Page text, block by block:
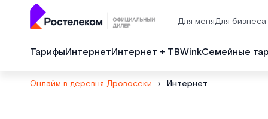
Для меняДля бизнеса
ТарифыИнтернетИнтернет + ТВWinkСемейные
Онлайм в деревня Дровосеки › Интернет